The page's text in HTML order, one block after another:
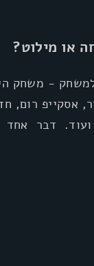
או מילוט?
למשחק - משחק
אסקייפ רום,
דבר אחד